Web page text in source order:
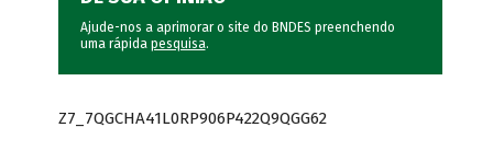
Ajude-nos a aprimorar o site do BNDES preenchendo
uma rápida pesquisa.
Z7_7QGCHA41L0RP906P422Q9QGG62